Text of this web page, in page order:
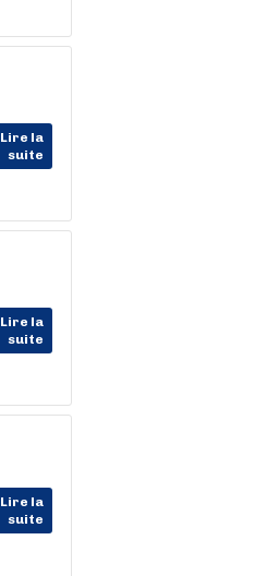
Lire la
suite
Lire la
suite
Lire la
suite